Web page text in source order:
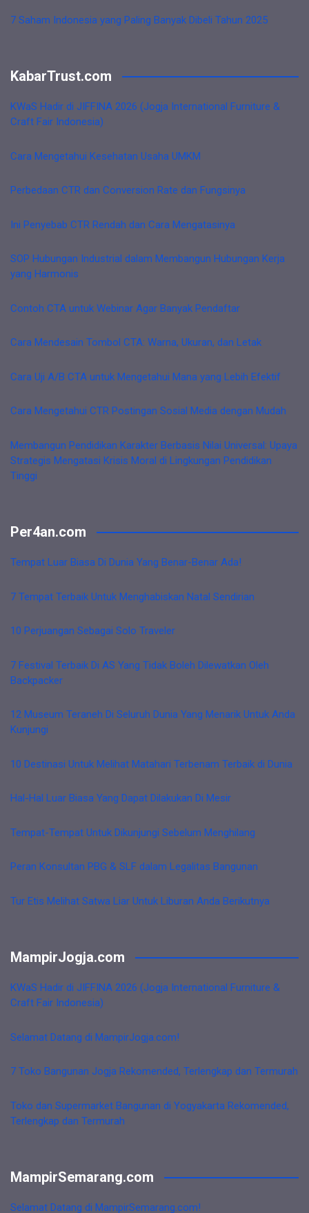
7 Saham Indonesia yang Paling Banyak Dibeli Tahun 2025
KabarTrust.com
KWaS Hadir di JIFFINA 2026 (Jogja International Furniture &
Craft Fair Indonesia)
Cara Mengetahui Kesehatan Usaha UMKM
Perbedaan CTR dan Conversion Rate dan Fungsinya
Ini Penyebab CTR Rendah dan Cara Mengatasinya
SOP Hubungan Industrial dalam Membangun Hubungan Kerja
yang Harmonis
Contoh CTA untuk Webinar Agar Banyak Pendaftar
Cara Mendesain Tombol CTA: Warna, Ukuran, dan Letak
Cara Uji A/B CTA untuk Mengetahui Mana yang Lebih Efektif
Cara Mengetahui CTR Postingan Sosial Media dengan Mudah
Membangun Pendidikan Karakter Berbasis Nilai Universal: Upaya
Strategis Mengatasi Krisis Moral di Lingkungan Pendidikan
Tinggi
Per4an.com
Tempat Luar Biasa Di Dunia Yang Benar-Benar Ada!
7 Tempat Terbaik Untuk Menghabiskan Natal Sendirian
10 Perjuangan Sebagai Solo Traveler
7 Festival Terbaik Di AS Yang Tidak Boleh Dilewatkan Oleh
Backpacker
12 Museum Teraneh Di Seluruh Dunia Yang Menarik Untuk Anda
Kunjungi
10 Destinasi Untuk Melihat Matahari Terbenam Terbaik di Dunia
Hal-Hal Luar Biasa Yang Dapat Dilakukan Di Mesir
Tempat-Tempat Untuk Dikunjungi Sebelum Menghilang
Peran Konsultan PBG & SLF dalam Legalitas Bangunan
Tur Etis Melihat Satwa Liar Untuk Liburan Anda Berikutnya
MampirJogja.com
KWaS Hadir di JIFFINA 2026 (Jogja International Furniture &
Craft Fair Indonesia)
Selamat Datang di MampirJogja.com!
7 Toko Bangunan Jogja Rekomended, Terlengkap dan Termurah
Toko dan Supermarket Bangunan di Yogyakarta Rekomended,
Terlengkap dan Termurah
MampirSemarang.com
Selamat Datang di MampirSemarang.com!